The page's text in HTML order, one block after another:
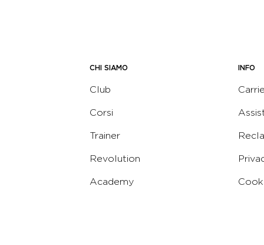
CHI SIAMO
Club
Corsi
Trainer
Revolution
Academy
INFO